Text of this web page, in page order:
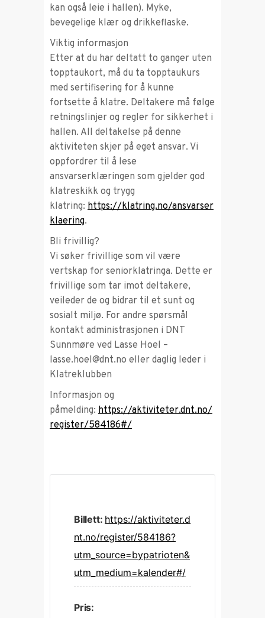
kan også leie i hallen). Myke,
bevegelige klær og drikkeflaske.
Viktig informasjon
Etter at du har deltatt to ganger uten
topptaukort, må du ta topptaukurs
med sertifisering for å kunne
fortsette å klatre. Deltakere må følge
retningslinjer og regler for sikkerhet i
hallen. All deltakelse på denne
aktiviteten skjer på eget ansvar. Vi
oppfordrer til å lese
ansvarserklæringen som gjelder god
klatreskikk og trygg
klatring: https://klatring.no/ansvarser
klaering.
Bli frivillig?
Vi søker frivillige som vil være
vertskap for seniorklatringa. Dette er
frivillige som tar imot deltakere,
veileder de og bidrar til et sunt og
sosialt miljø. For andre spørsmål
kontakt administrasjonen i DNT
Sunnmøre ved Lasse Hoel –
lasse.hoel@dnt.no eller daglig leder i
Klatreklubben
Informasjon og
påmelding: https://aktiviteter.dnt.no/
register/584186#/
Billett: https://aktiviteter.d
nt.no/register/584186?
utm_source=bypatrioten&
utm_medium=kalender#/
Pris: